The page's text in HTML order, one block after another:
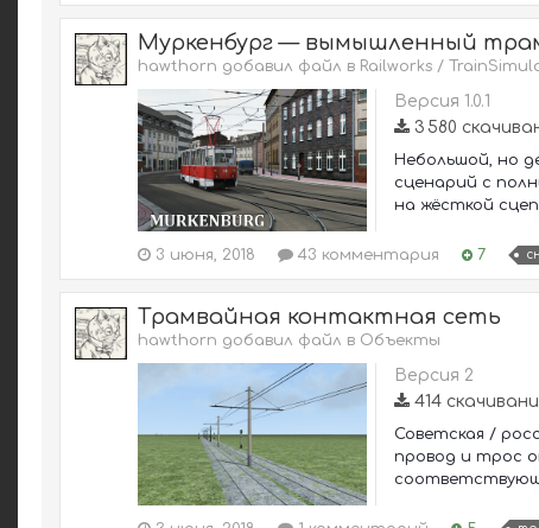
Муркенбург — вымышленный
hawthorn добавил файл в Railworks /
Версия 1.0.1
3 580
Небольшой, но
сценарий с
на жёсткой
3 июня, 2018 43 комментария 7
Трамвайная контактная сеть
hawthorn добавил файл в Объекты
Версия 2
414
Советская /
провод и трос